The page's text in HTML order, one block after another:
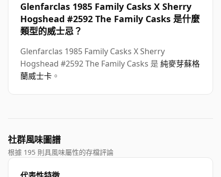
Glenfarclas 1985 Family Casks X Sherry
Hogshead #2592 The Family Casks 是什麼
類型的威士忌？
Glenfarclas 1985 Family Casks X Sherry
Hogshead #2592 The Family Casks 是 純麥芽蘇格
蘭威士卡 。
社群風味圖譜
根據 195 則具風味屬性的存檔評論